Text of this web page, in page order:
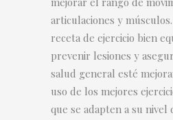
articulaciones y
receta de ejercicio bien
prevenir lesiones y
salud general esté
uso de los mejores
que se adapten a su nivel